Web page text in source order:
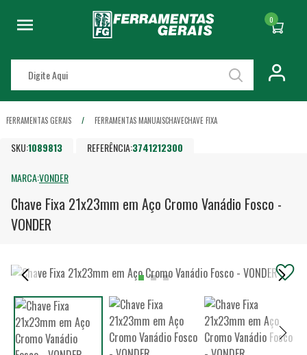
0
FERRAMENTAS GERAIS FERRAMENTAS MANUAISCHAVECHAVE FIXA
SKU:1089813 REFERÊNCIA:3741212300
MARCA:VONDER
Chave Fixa 21x23mm em Aço Cromo Vanádio Fosco -
VONDER